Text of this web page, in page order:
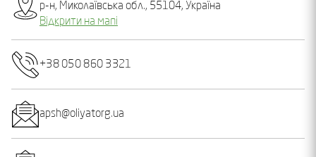
р-н, Миколаївська обл., 55104, Україна
Відкрити на мапі
+38 050 860 3321
apsh@oliyatorg.ua